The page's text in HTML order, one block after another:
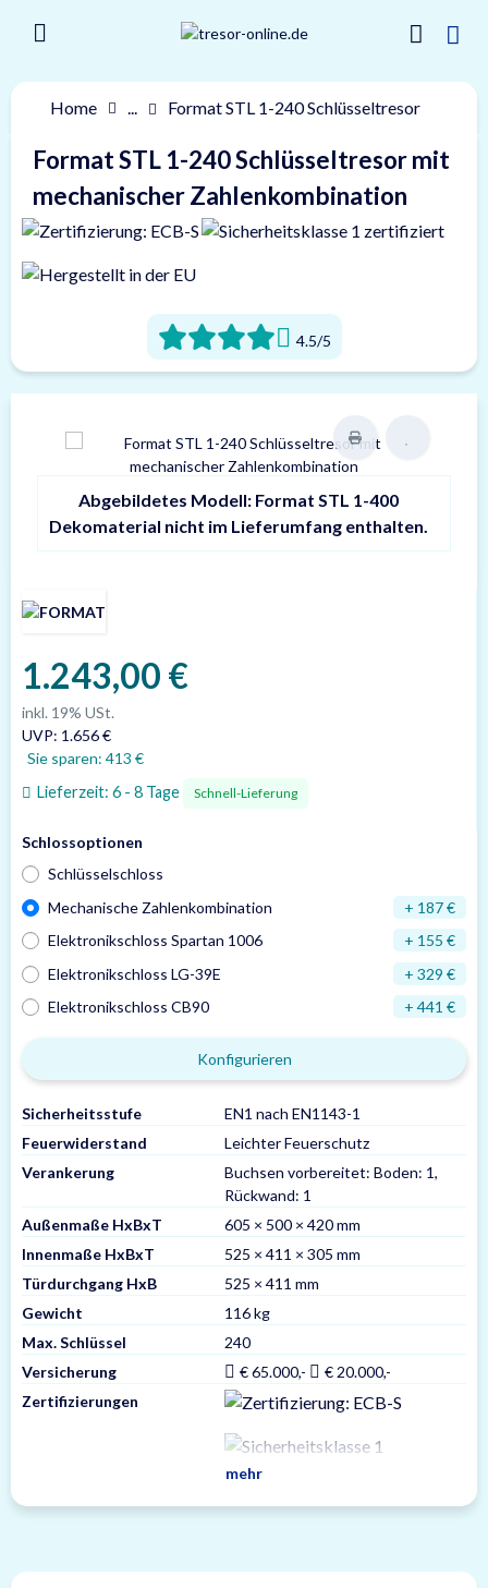
Home ... Format STL 1-240 Schlüsseltresor
Format STL 1-240 Schlüsseltresor mit
mechanischer Zahlenkombination
4.5/5
Abgebildetes Modell: Format STL 1-400
Dekomaterial nicht im Lieferumfang enthalten.
1.243,00 €
inkl. 19% USt.
UVP: 1.656 €
Sie sparen: 413 €
Lieferzeit: 6 - 8 Tage Schnell-Lieferung
Schlossoptionen
Schlüsselschloss
Mechanische Zahlenkombination
+ 187 €
Elektronikschloss Spartan 1006
+ 155 €
Elektronikschloss LG-39E
+ 329 €
Elektronikschloss CB90
+ 441 €
Konfigurieren
Sicherheitsstufe
EN1 nach EN1143-1
Feuerwiderstand
Leichter Feuerschutz
Verankerung
Buchsen vorbereitet: Boden: 1,
Rückwand: 1
Außenmaße HxBxT
605 × 500 × 420 mm
Innenmaße HxBxT
525 × 411 × 305 mm
Türdurchgang HxB
525 × 411 mm
Gewicht
116 kg
Max. Schlüssel
240
Versicherung
€ 65.000,-
€ 20.000,-
Zertifizierungen
mehr